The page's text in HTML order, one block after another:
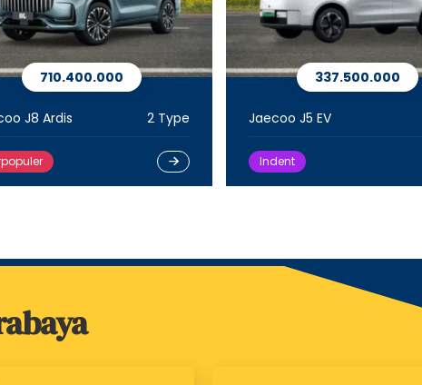
710.400.000
J8 Ardis 2 Type
337.500.000
Jaecoo J5 EV
Indent